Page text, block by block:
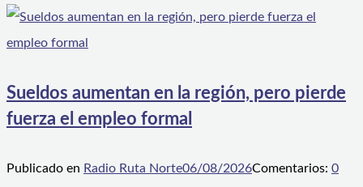
Sueldos aumentan en la región, pero pierde
fuerza el empleo formal
Publicado en Radio Ruta Norte06/08/2026Comentarios: 0